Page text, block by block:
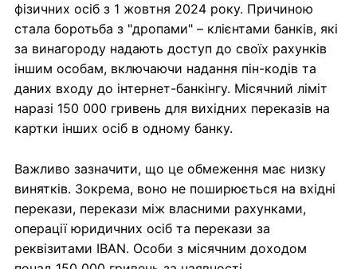
фізичних осіб з 1 жовтня 2024 року. Причиною
стала боротьба з "дропами" – клієнтами банків, які
за винагороду надають доступ до своїх рахунків
іншим особам, включаючи надання пін-кодів та
даних входу до інтернет-банкінгу. Місячний ліміт
наразі 150 000 гривень для вихідних переказів на
картки інших осіб в одному банку.
Важливо зазначити, що це обмеження має низку
винятків. Зокрема, воно не поширюється на вхідні
перекази, перекази між власними рахунками,
операції юридичних осіб та перекази за
реквізитами IBAN. Особи з місячним доходом